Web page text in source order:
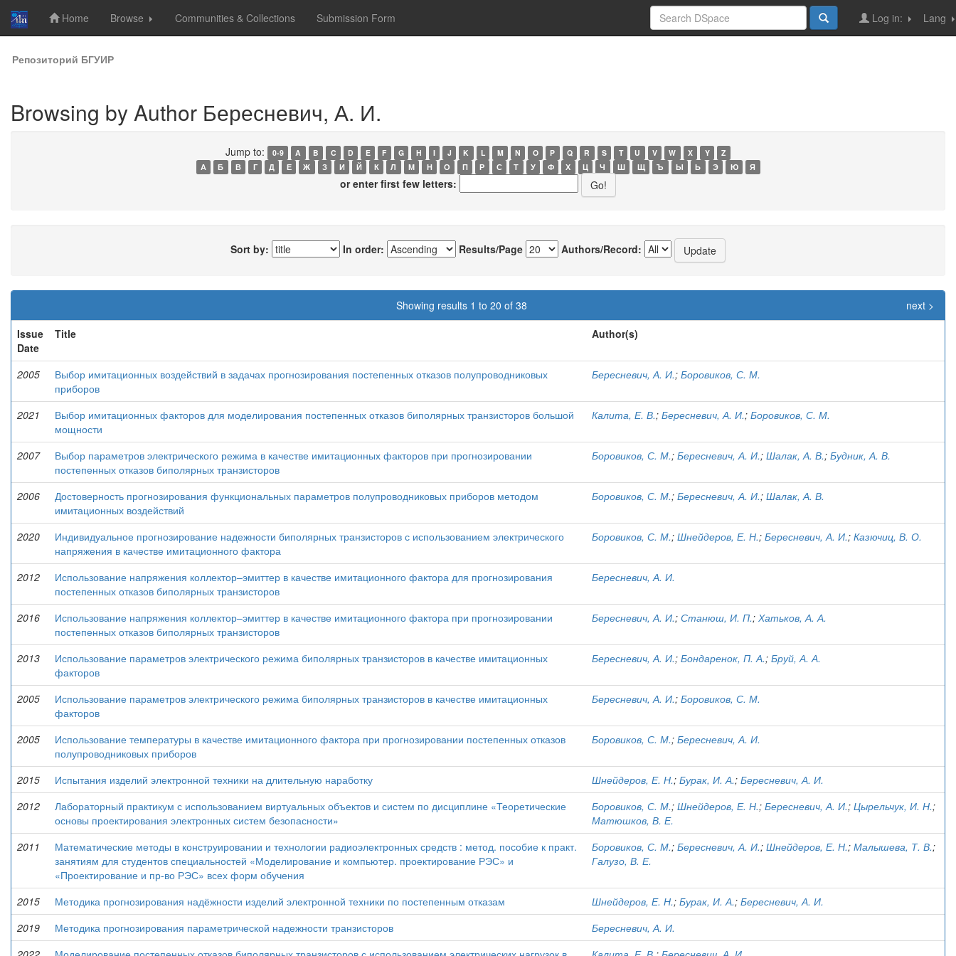
Skip
navigation
Home Browse Communities & Collections Submission Form Lang
Log in:
Репозиторий БГУИР
Browsing by Author Бересневич, А. И.
Jump to: 0-9 A B C D E F G H I J K L M N O P Q R S T U V W X Y
Z
А
Б В Г Д Е Ж З И Й К Л М Н О П Р С Т У Ф Х Ц Ч Ш Щ Ъ Ы Ь Э Ю Я
or enter first few letters:
Sort by: In order: Results/Page Authors/Record:
Showing results 1 to 20 of 38
next >
Issue
Date
Title Author(s)
2005
Выбор имитационных воздействий в задачах прогнозирования постепенных отказов полупроводниковых
приборов
Бересневич, А. И.; Боровиков, С. М.
2021
Выбор имитационных факторов для моделирования постепенных отказов биполярных транзисторов большой
мощности
Калита, Е. В.; Бересневич, А. И.; Боровиков, С. М.
2007
Выбор параметров электрического режима в качестве имитационных факторов при прогнозировании
постепенных отказов биполярных транзисторов
Боровиков, С. М.; Бересневич, А. И.; Шалак, А. В.; Будник, А. В.
2006
Достоверность прогнозирования функциональных параметров полупроводниковых приборов методом
имитационных воздействий
Боровиков, С. М.; Бересневич, А. И.; Шалак, А. В.
2020
Индивидуальное прогнозирование надежности биполярных транзисторов с использованием электрического
напряжения в качестве имитационного фактора
Боровиков, С. М.; Шнейдеров, Е. Н.; Бересневич, А. И.; Казючиц, В. О.
2012
Использование напряжения коллектор–эмиттер в качестве имитационного фактора для прогнозирования
постепенных отказов биполярных транзисторов
Бересневич, А. И.
2016
Использование напряжения коллектор–эмиттер в качестве имитационного фактора при прогнозировании
постепенных отказов биполярных транзисторов
Бересневич, А. И.; Станюш, И. П.; Хатьков, А. А.
2013
Использование параметров электрического режима биполярных транзисторов в качестве имитационных
факторов
Бересневич, А. И.; Бондаренок, П. А.; Бруй, А. А.
2005
Использование параметров электрического режима биполярных транзисторов в качестве имитационных
факторов
Бересневич, А. И.; Боровиков, С. М.
2005
Использование температуры в качестве имитационного фактора при прогнозировании постепенных отказов
полупроводниковых приборов
Боровиков, С. М.; Бересневич, А. И.
2015 Испытания изделий электронной техники на длительную наработку Шнейдеров, Е. Н.; Бурак, И. А.; Бересневич, А. И.
2012
Лабораторный практикум с использованием виртуальных объектов и систем по дисциплине «Теоретические
основы проектирования электронных систем безопасности»
Боровиков, С. М.; Шнейдеров, Е. Н.; Бересневич, А. И.; Цырельчук, И. Н.;
Матюшков, В. Е.
2011
Математические методы в конструировании и технологии радиоэлектронных средств : метод. пособие к практ.
занятиям для студентов специальностей «Моделирование и компьютер. проектирование РЭС» и
«Проектирование и пр-во РЭС» всех форм обучения
Боровиков, С. М.; Бересневич, А. И.; Шнейдеров, Е. Н.; Малышева, Т. В.;
Галузо, В. Е.
2015 Методика прогнозирования надёжности изделий электронной техники по постепенным отказам Шнейдеров, Е. Н.; Бурак, И. А.; Бересневич, А. И.
2019
Методика прогнозирования параметрической надежности транзисторов
Бересневич, А. И.